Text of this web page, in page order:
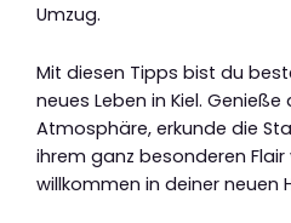
Umzug.
Mit diesen Tipps bist du
neues Leben in Kiel.
Atmosphäre, erkunde die
ihrem ganz besonderen Flair
willkommen in deiner neuen